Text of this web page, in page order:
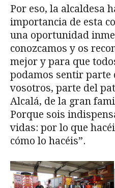
Por eso, la alcaldesa
importancia de esta
una oportunidad
conozcamos y os
mejor y para que
podamos sentir parte
vosotros, parte del
Alcalá, de la gran
Porque sois
vidas: por lo que
cómo lo hacéis”.